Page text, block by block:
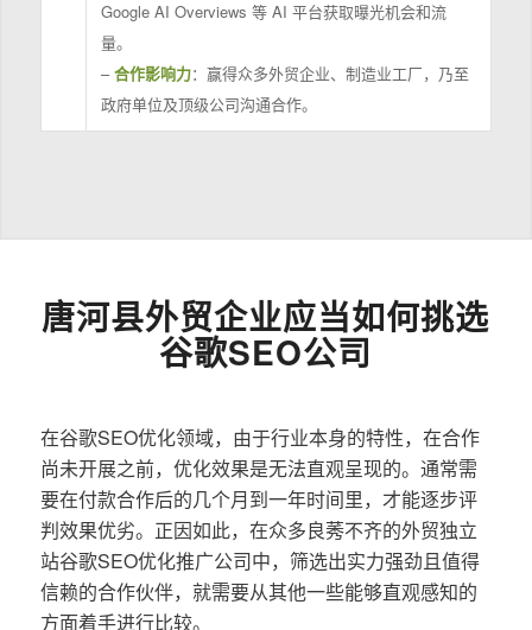
Google AI Overviews 等 AI 平台获取曝光机会和流
量。
–合作影响力：赢得众多外贸企业、制造业工厂，乃至
政府单位及顶级公司沟通合作。
唐河县外贸企业应当如何挑选
谷歌SEO公司
在谷歌SEO优化领域，由于行业本身的特性，在合作
尚未开展之前，优化效果是无法直观呈现的。通常需
要在付款合作后的几个月到一年时间里，才能逐步评
判效果优劣。正因如此，在众多良莠不齐的外贸独立
站谷歌SEO优化推广公司中，筛选出实力强劲且值得
信赖的合作伙伴，就需要从其他一些能够直观感知的
方面着手进行比较。